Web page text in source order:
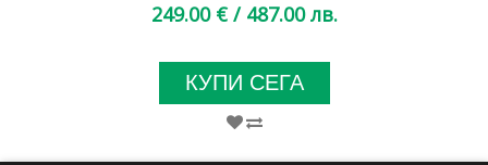
249.00 € / 487.00 лв.
КУПИ СЕГА